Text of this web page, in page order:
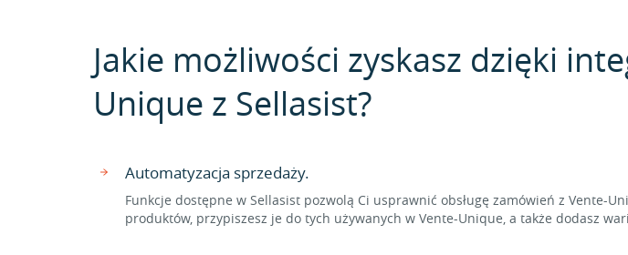
Jakie możliwości zyskasz dzięki
Unique z Sellasist?
Automatyzacja sprzedaży.
Funkcje dostępne w Sellasist pozwolą Ci usprawnić obsługę zamówień z
produktów, przypiszesz je do tych używanych w Vente-Unique, a także dodasz